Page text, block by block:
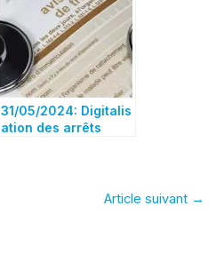
31/05/2024: Digitalis
ation des arrêts
Article suivant →